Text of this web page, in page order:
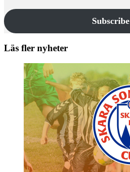
Subscribe
Läs fler nyheter